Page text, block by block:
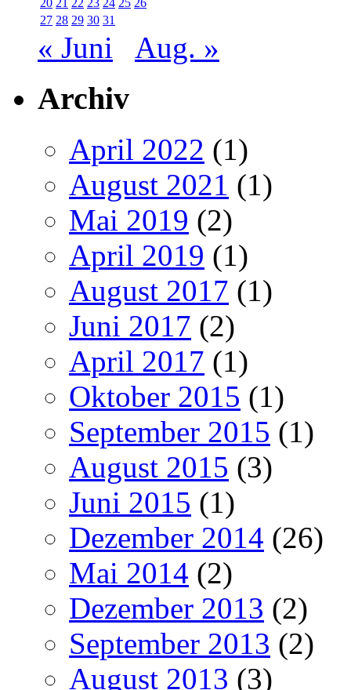
20 21 22 23 24 25 26
27 28 29 30 31
« Juni Aug. »
Archiv
April 2022 (1)
August 2021 (1)
Mai 2019 (2)
April 2019 (1)
August 2017 (1)
Juni 2017 (2)
April 2017 (1)
Oktober 2015 (1)
September 2015 (1)
August 2015 (3)
Juni 2015 (1)
Dezember 2014 (26)
Mai 2014 (2)
Dezember 2013 (2)
September 2013 (2)
August 2013 (3)